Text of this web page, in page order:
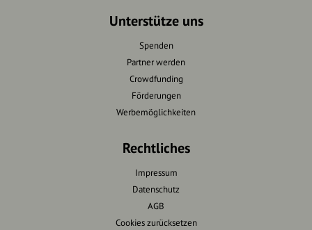
Unterstütze uns
Spenden
Partner werden
Crowdfunding
Förderungen
Werbemöglichkeiten
Rechtliches
Impressum
Datenschutz
AGB
Cookies zurücksetzen